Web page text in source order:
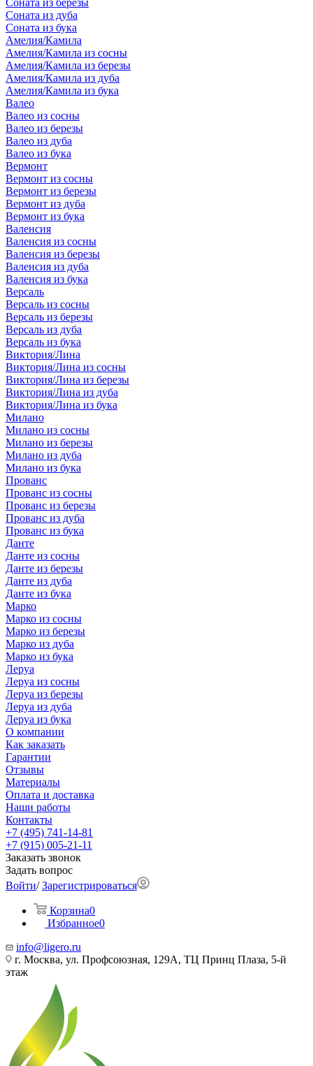
Соната из березы
Соната из дуба
Соната из бука
Амелия/Камила
Амелия/Камила из сосны
Амелия/Камила из березы
Амелия/Камила из дуба
Амелия/Камила из бука
Валео
Валео из сосны
Валео из березы
Валео из дуба
Валео из бука
Вермонт
Вермонт из сосны
Вермонт из березы
Вермонт из дуба
Вермонт из бука
Валенсия
Валенсия из сосны
Валенсия из березы
Валенсия из дуба
Валенсия из бука
Версаль
Версаль из сосны
Версаль из березы
Версаль из дуба
Версаль из бука
Виктория/Лина
Виктория/Лина из сосны
Виктория/Лина из березы
Виктория/Лина из дуба
Виктория/Лина из бука
Милано
Милано из сосны
Милано из березы
Милано из дуба
Милано из бука
Прованс
Прованс из сосны
Прованс из березы
Прованс из дуба
Прованс из бука
Данте
Данте из сосны
Данте из березы
Данте из дуба
Данте из бука
Марко
Марко из сосны
Марко из березы
Марко из дуба
Марко из бука
Леруа
Леруа из сосны
Леруа из березы
Леруа из дуба
Леруа из бука
О компании
Как заказать
Гарантии
Отзывы
Материалы
Оплата и доставка
Наши работы
Контакты
+7 (495) 741-14-81
+7 (915) 005-21-11
Заказать звонок
Задать вопрос
Войти/Зарегистрироваться
Корзина0
Избранное0
info@ligero.ru
г. Москва, ул. Профсоюзная, 129А, ТЦ Принц Плаза, 5-й
этаж